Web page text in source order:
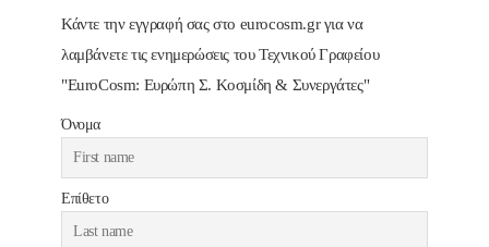
Κάντε την εγγραφή σας στο eurocosm.gr για να
λαμβάνετε τις ενημερώσεις του Τεχνικού Γραφείου
"EuroCosm: Ευρώπη Σ. Κοσμίδη & Συνεργάτες"
Όνομα
Επίθετο